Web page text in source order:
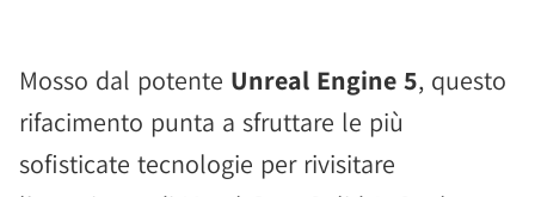
Mosso dal potente Unreal Engine 5, questo
rifacimento punta a sfruttare le più
sofisticate tecnologie per rivisitare